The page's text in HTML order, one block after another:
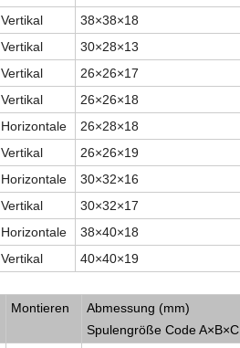
Vertikal 38×38×18
Vertikal 30×28×13
Vertikal 26×26×17
Vertikal 26×26×18
Horizontale 26×28×18
Vertikal 26×26×19
Horizontale 30×32×16
Vertikal 30×32×17
Horizontale 38×40×18
Vertikal 40×40×19
Montieren
Abmessung (mm)
Spulengröße Code A×B×C